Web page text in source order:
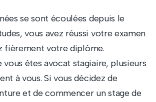
se sont écoulées depuis le
vous avez réussi votre examen
fièrement votre diplôme.
vous êtes avocat stagiaire, plusieurs
à vous. Si vous décidez de
et de commencer un stage de